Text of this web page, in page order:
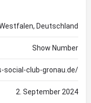
Deutschland
Show Number
social-club-gronau.de/
2. September 2024